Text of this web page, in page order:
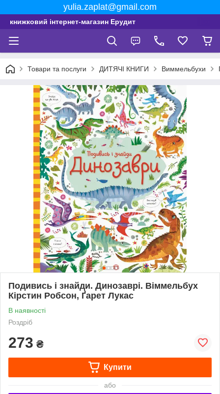
yulia.zaplat@gmail.com
книжковий інтернет-магазин Ерудит
Товари та послуги ДИТЯЧІ КНИГИ Виммельбухи
Подивись і знайди. Динозаврі. Віммельбух
Кірстин Робсон, Ґарет Лукас
В наявності
Роздріб
273 ₴
Купити
або